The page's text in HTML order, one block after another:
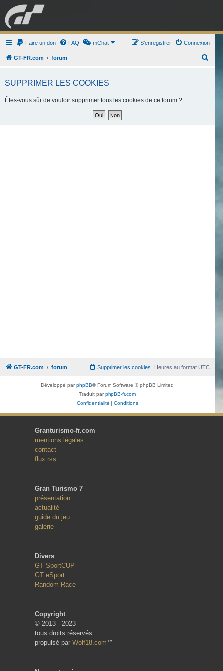
GRAN TURISMO FORUM
ESPORT BOUTIQUE
Faire un don FAQ mChat Connexion
S’enregistrer
GT-FR.com forum
h
SUPPRIMER LES COOKIES
Êtes-vous sûr de vouloir supprimer tous les cookies de ce forum ?
GT-FR.com forum Heures au formatUTC
Supprimer les cookies
Développé parphpBB® Forum Software © phpBB Limited
Traduit parphpBB-fr.com
Confidentialité | Conditions
Granturismo-fr.com
mentions légales
contact
flux rss
Gran Turismo 7
présentation
actualité
guide du jeu
galerie
Divers
GT SportCUP
GT eSport
Random Race
Copyright
© 2013 - 2023
tous droits réservés
propulsé par Wolf18.com™